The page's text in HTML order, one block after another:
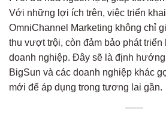
Với những lợi ích trên, việc triển
OmniChannel Marketing không chỉ
thu vượt trội, còn đảm bảo phát
doanh nghiệp. Đây sẽ là định
BigSun và các doanh nghiệp khác
mới để áp dụng trong tương lai gần.